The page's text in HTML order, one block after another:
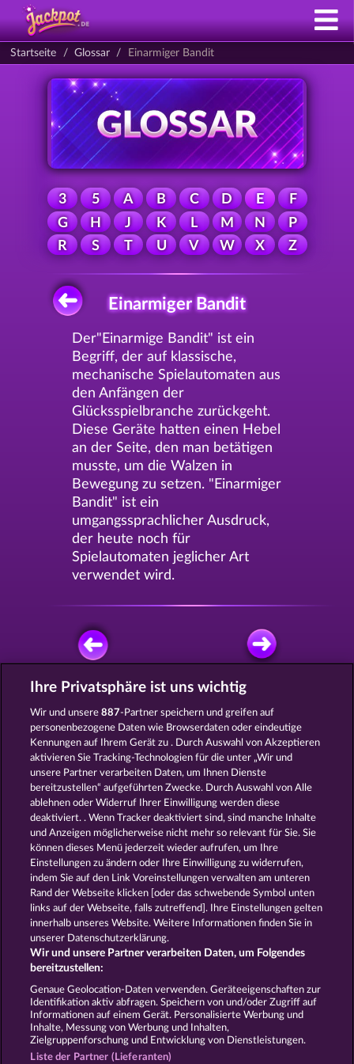
Startseite Glossar Einarmiger Bandit
3 5 A B C D E
F
G
H J K L M N
P
R
S T U V W X Z
Einarmiger Bandit
Der"Einarmige Bandit" ist ein
Begriff, der auf klassische,
mechanische Spielautomaten aus
den Anfängen der
Glücksspielbranche zurückgeht.
Diese Geräte hatten einen Hebel
an der Seite, den man betätigen
musste, um die Walzen in
Bewegung zu setzen. "Einarmiger
Bandit" ist ein
umgangssprachlicher Ausdruck,
der heute noch für
Spielautomaten jeglicher Art
verwendet wird.
KOSTENLOS SPIELEN
ROMAN LEGION XTREME MAAAX DIAMONDS
WILD RAPA NUI SUPER DUPER MOORHUHN
AGB Datenschutz Impressum
Unternehmensseite FAQ Glossar
Affiliate-Programm
Ihre Privatsphäre ist uns wichtig
Wir und unsere887-Partner speichern und greifen auf
personenbezogene Daten wie Browserdaten oder eindeutige
Kennungen auf Ihrem Gerät zu . Durch Auswahl von Akzeptieren
aktivieren Sie Tracking-Technologien für die unter „Wir und
unsere Partner verarbeiten Daten, um Ihnen Dienste
bereitzustellen“ aufgeführten Zwecke. Durch Auswahl von Alle
ablehnen oder Widerruf Ihrer Einwilligung werden diese
deaktiviert. . Wenn Tracker deaktiviert sind, sind manche Inhalte
und Anzeigen möglicherweise nicht mehr so ​​relevant für Sie. Sie
können dieses Menü jederzeit wieder aufrufen, um Ihre
Einstellungen zu ändern oder Ihre Einwilligung zu widerrufen,
indem Sie auf den Link Voreinstellungen verwalten am unteren
Rand der Webseite klicken [oder das schwebende Symbol unten
links auf der Webseite, falls zutreffend]. Ihre Einstellungen gelten
innerhalb unseres Website. Weitere Informationen finden Sie in
unserer Datenschutzerklärung.
Wir und unsere Partner verarbeiten Daten, um Folgendes
bereitzustellen:
Genaue Geolocation-Daten verwenden. Geräteeigenschaften zur
Identifikation aktiv abfragen. Speichern von und/oder Zugriff auf
Informationen auf einem Gerät. Personalisierte Werbung und
Inhalte, Messung von Werbung und Inhalten,
Zielgruppenforschung und Entwicklung von Dienstleistungen.
Liste der Partner (Lieferanten)